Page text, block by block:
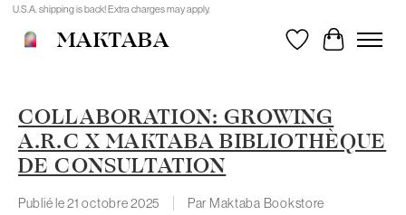
U.S.A. shipping is back! Extra charges may apply.
MAKTABA Liste de souhaits
Panier
COLLABORATION: GROWING
A.R.C X MAKTABA BIBLIOTHÈQUE
DE CONSULTATION
Publié le21 octobre 2025 Par Maktaba Bookstore